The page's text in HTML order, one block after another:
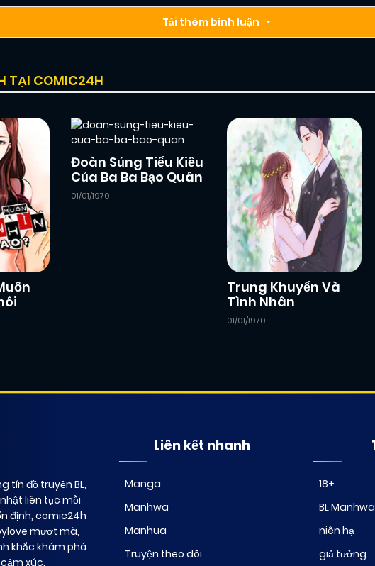
Tải thêm bình luận
TẠI COMIC24H
Đoàn Sủng Tiểu Kiều
Của Ba Ba Bạo Quân
01/01/1970
Trung Khuyển Và
Tình Nhân
01/01/1970
tín đồ truyện BL,
liên tục mỗi
định, comic24h
mượt mà,
khắc khám phá
xúc.
Liên kết nhanh
Manga
Manhwa
Manhua
Truyện theo dõi
18+
BL Manhwa
niên hạ
giả tưởng